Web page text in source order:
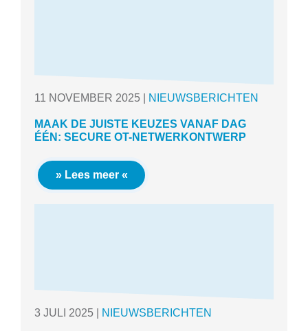
11 NOVEMBER 2025 NIEUWSBERICHTEN
MAAK DE JUISTE KEUZES VANAF DAG
ÉÉN: SECURE OT-NETWERKONTWERP
» Lees meer «
3 JULI 2025 NIEUWSBERICHTEN